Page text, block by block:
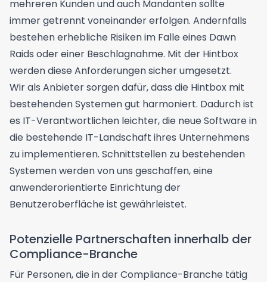
mehreren Kunden und auch Mandanten sollte
immer getrennt voneinander erfolgen. Andernfalls
bestehen erhebliche Risiken im Falle eines Dawn
Raids oder einer Beschlagnahme. Mit der Hintbox
werden diese Anforderungen sicher umgesetzt.
Wir als Anbieter sorgen dafür, dass die Hintbox mit
bestehenden Systemen gut harmoniert. Dadurch ist
es IT-Verantwortlichen leichter, die neue Software in
die bestehende IT-Landschaft ihres Unternehmens
zu implementieren. Schnittstellen zu bestehenden
Systemen werden von uns geschaffen, eine
anwenderorientierte Einrichtung der
Benutzeroberfläche ist gewährleistet.
Potenzielle Partnerschaften innerhalb der
Compliance-Branche
Für Personen, die in der Compliance-Branche tätig